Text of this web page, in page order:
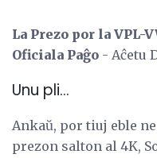
La Prezo por la VPL-
Oficiala Paĝo - Aĉetu
Unu pli...
Ankaŭ, por tiuj eble
prezon salton al 4K,